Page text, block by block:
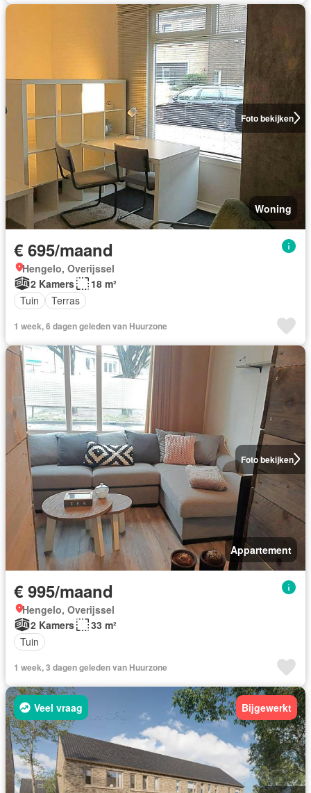
Foto bekijken
Woning
€ 695/maand
Hengelo, Overijssel
2 Kamers
18 m²
Tuin
Terras
1 week, 6 dagen geleden van Huurzone
Foto bekijken
Appartement
€ 995/maand
Hengelo, Overijssel
2 Kamers
33 m²
Tuin
1 week, 3 dagen geleden van Huurzone
Veel vraag Bijgewerkt